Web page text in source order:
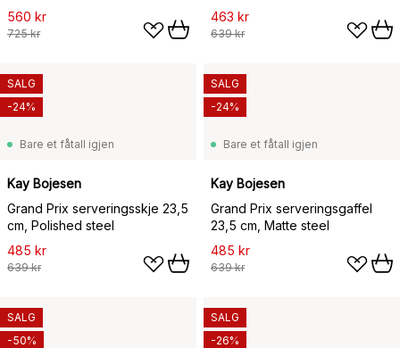
560 kr
725 kr
463 kr
639 kr
Bare et fåtall igjen
Kay Bojesen
Grand Prix serveringsskje 23,5
cm, Polished steel
485 kr
639 kr
SALG
-24%
Bare et fåtall igjen
Kay Bojesen
Grand Prix serveringsgaffel
23,5 cm, Matte steel
485 kr
639 kr
SALG
-24%
SALG
-50%
SALG
-26%